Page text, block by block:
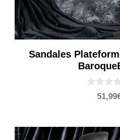
Sandales
5
51,99